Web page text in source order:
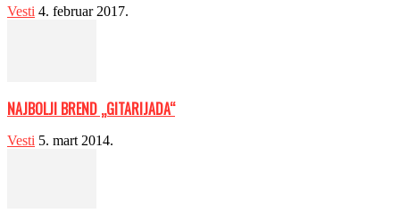
Vesti 4. februar 2017.
NAJBOLJI BREND „GITARIJADA“
Vesti 5. mart 2014.